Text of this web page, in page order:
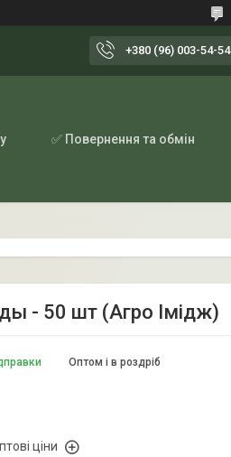
+380 (96) 003-54-54
✅ Повернення та обмін
- 50 шт (Агро Імідж)
Оптом і в роздріб
ціни